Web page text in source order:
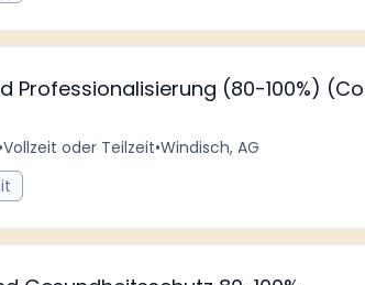
Professionalisierung (80-100%)
•Vollzeit oder Teilzeit•Windisch, AG